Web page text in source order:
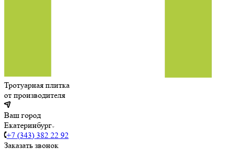
Тротуарная плитка
от производителя
Ваш город
Екатеринбург
+7 (343) 382 22 92
Заказать звонок